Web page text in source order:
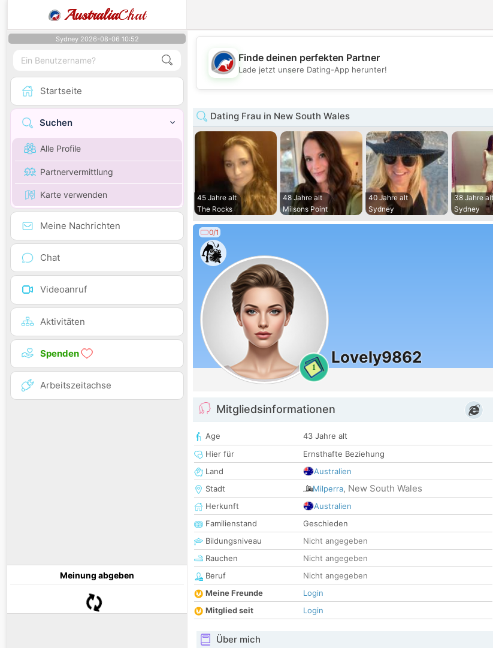
AustraliaChat
Sydney 2026-08-06 10:52
Startseite
Suchen
Alle Profile
Partnervermittlung
Karte verwenden
Meine Nachrichten
Chat
Videoanruf
Aktivitäten
Spenden
Arbeitszeitachse
Meinung abgeben
💖
💕
Finde deinen perfekten Partner
Lade jetzt unsere Dating-App herunter!
Dating Frau in New South Wales
45 Jahre alt
The Rocks
48 Jahre alt
Milsons Point
40 Jahre alt
Sydney
38 Jahre alt
Sydney
0/1
1
Lovely9862
Mitgliedsinformationen
Age
43 Jahre alt
Hier für
Ernsthafte Beziehung
Land
Australien
Stadt
Milperra, New South Wales
Herkunft
Australien
Familienstand
Geschieden
Bildungsniveau
Nicht angegeben
Rauchen
Nicht angegeben
Beruf
Nicht angegeben
Meine Freunde
Login
Mitglied seit
Login
Über mich